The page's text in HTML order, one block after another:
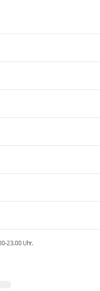
23.00Uhr.